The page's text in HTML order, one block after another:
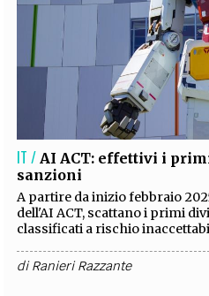
IT / AI ACT: effettivi i
sanzioni
A partire da inizio febbraio
dell'AI ACT, scattano i primi
classificati a rischio
diRanieri Razzante